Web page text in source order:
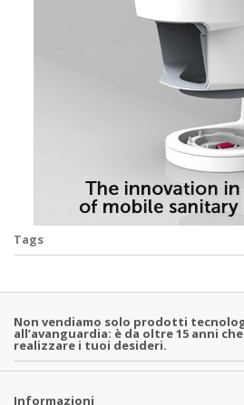
Tags
Non vendiamo solo prodotti
all’avanguardia: è da oltre 15 anni
realizzare i tuoi desideri.
Informazioni